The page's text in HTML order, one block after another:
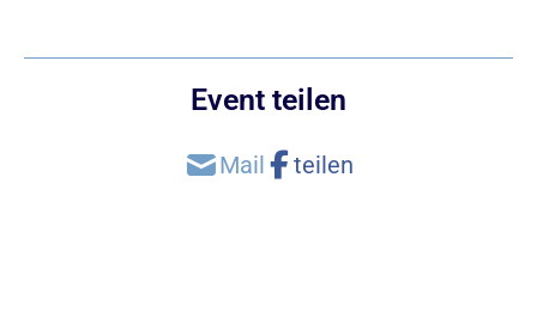
Event teilen